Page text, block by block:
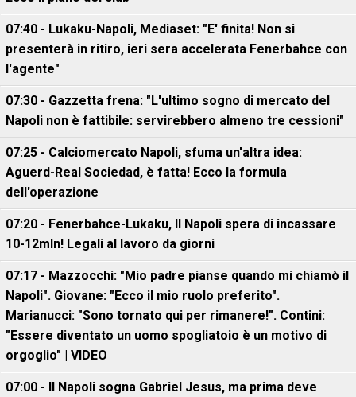
07:40 - Lukaku-Napoli, Mediaset: "E' finita! Non si
presenterà in ritiro, ieri sera accelerata Fenerbahce con
l'agente"
07:30 - Gazzetta frena: "L'ultimo sogno di mercato del
Napoli non è fattibile: servirebbero almeno tre cessioni"
07:25 - Calciomercato Napoli, sfuma un'altra idea:
Aguerd-Real Sociedad, è fatta! Ecco la formula
dell'operazione
07:20 - Fenerbahce-Lukaku, ll Napoli spera di incassare
10-12mln! Legali al lavoro da giorni
07:17 - Mazzocchi: "Mio padre pianse quando mi chiamò il
Napoli". Giovane: "Ecco il mio ruolo preferito".
Marianucci: "Sono tornato qui per rimanere!". Contini:
"Essere diventato un uomo spogliatoio è un motivo di
orgoglio" | VIDEO
07:00 - Il Napoli sogna Gabriel Jesus, ma prima deve